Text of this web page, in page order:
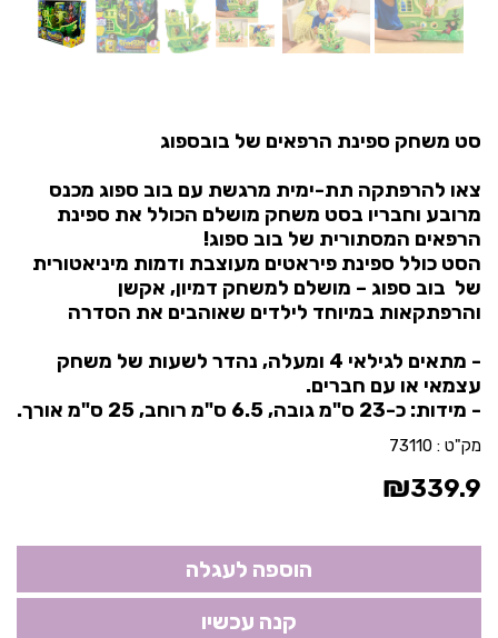
סט משחק ספינת הרפאים של בובספוג
צאו להרפתקה תת-ימית מרגשת עם בוב ספוג מכנס
מרובע וחבריו בסט משחק מושלם הכולל את ספינת
הרפאים המסתורית של בוב ספוג!
הסט כולל ספינת פיראטים מעוצבת ודמות מיניאטורית
של בוב ספוג – מושלם למשחק דמיון, אקשן
והרפתקאות במיוחד לילדים שאוהבים את הסדרה
- מתאים לגילאי 4 ומעלה, נהדר לשעות של משחק
עצמאי או עם חברים.
- מידות: כ-23 ס"מ גובה, 6.5 ס"מ רוחב, 25 ס"מ אורך.
מק"ט : 73110
₪339.9